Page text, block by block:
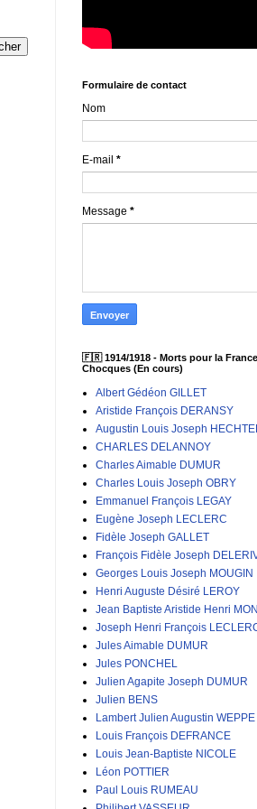
Formulaire de contact
Nom
E-mail *
Message *
🇫🇷 1914/1918 - Morts pour la
Chocques (En cours)
Albert Gédéon GILLET
Aristide François DERANSY
Augustin Louis Joseph
CHARLES DELANNOY
Charles Aimable DUMUR
Charles Louis Joseph OBRY
Emmanuel François LEGAY
Eugène Joseph LECLERC
Fidèle Joseph GALLET
François Fidèle Joseph
Georges Louis Joseph MOUGIN
Henri Auguste Désiré LEROY
Jean Baptiste Aristide Henri
Joseph Henri François
Jules Aimable DUMUR
Jules PONCHEL
Julien Agapite Joseph DUMUR
Julien BENS
Lambert Julien Augustin WEPPE
Louis François DEFRANCE
Louis Jean-Baptiste NICOLE
Léon POTTIER
Paul Louis RUMEAU